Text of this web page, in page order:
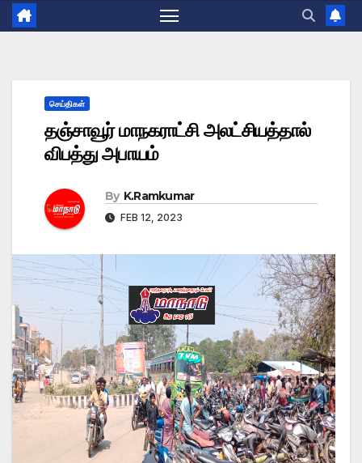
செய்திகள்
தஞ்சாவூர் மாநகராட்சி அலட்சியத்தால்
விபத்து அபாயம்
By K.Ramkumar
FEB 12, 2023